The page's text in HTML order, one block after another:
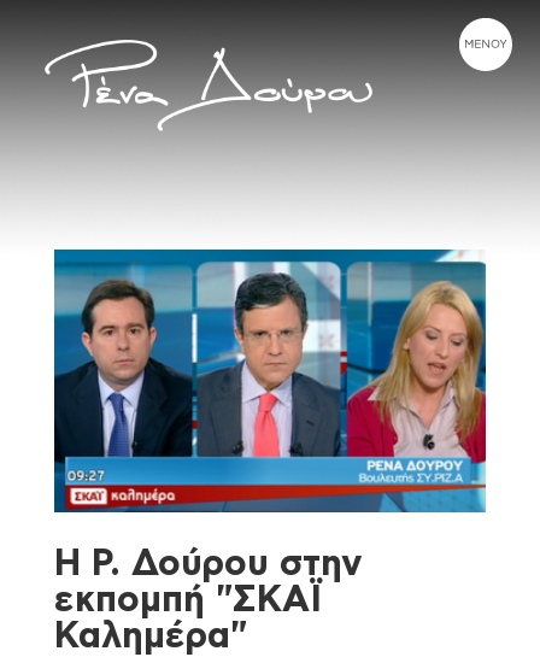
Η Ρ. Δούρου στην
εκπομπή "ΣΚΑΪ
Καλημέρα"